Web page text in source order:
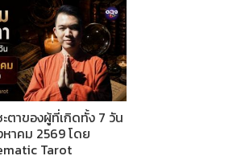
ตาของผู้ที่เกิดทั้ง 7 วัน
หาคม 2569 โดย
Tarot